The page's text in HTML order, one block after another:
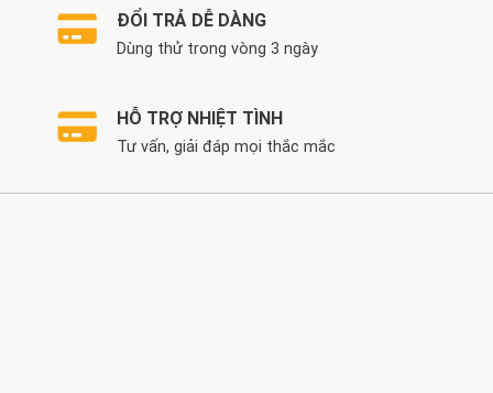
ĐỔI TRẢ DỄ DÀNG
Dùng thử trong vòng 3 ngày
HỖ TRỢ NHIỆT TÌNH
Tư vấn, giải đáp mọi thắc mắc